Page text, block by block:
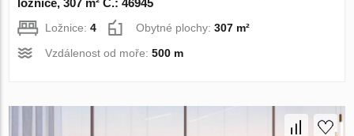
ložnice, 307 m² Č.: 46945
Ložnice:4 Obytné plochy:307 m²
Vzdálenost od moře:500 m